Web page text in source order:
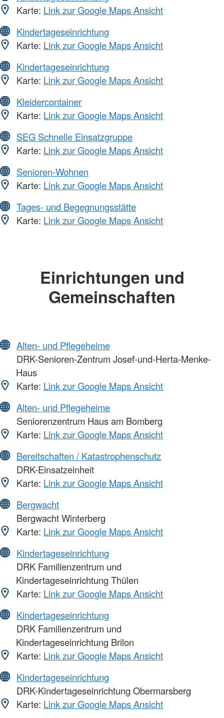
Karte: Link zur Google Maps Ansicht
Kindertageseinrichtung
Karte: Link zur Google Maps Ansicht
Kindertageseinrichtung
Karte: Link zur Google Maps Ansicht
Kleidercontainer
Karte: Link zur Google Maps Ansicht
SEG Schnelle Einsatzgruppe
Karte: Link zur Google Maps Ansicht
Senioren-Wohnen
Karte: Link zur Google Maps Ansicht
Tages- und Begegnungsstätte
Karte: Link zur Google Maps Ansicht
Einrichtungen und
Gemeinschaften
Alten- und Pflegeheime
DRK-Senioren-Zentrum Josef-und-Herta-Menke-
Haus
Karte: Link zur Google Maps Ansicht
Alten- und Pflegeheime
Seniorenzentrum Haus am Bomberg
Karte: Link zur Google Maps Ansicht
Bereitschaften / Katastrophenschutz
DRK-Einsatzeinheit
Karte: Link zur Google Maps Ansicht
Bergwacht
Bergwacht Winterberg
Karte: Link zur Google Maps Ansicht
Kindertageseinrichtung
DRK Familienzentrum und
Kindertageseinrichtung Thülen
Karte: Link zur Google Maps Ansicht
Kindertageseinrichtung
DRK Familienzentrum und
Kindertageseinrichtung Brilon
Karte: Link zur Google Maps Ansicht
Kindertageseinrichtung
DRK-Kindertageseinrichtung Obermarsberg
Karte: Link zur Google Maps Ansicht